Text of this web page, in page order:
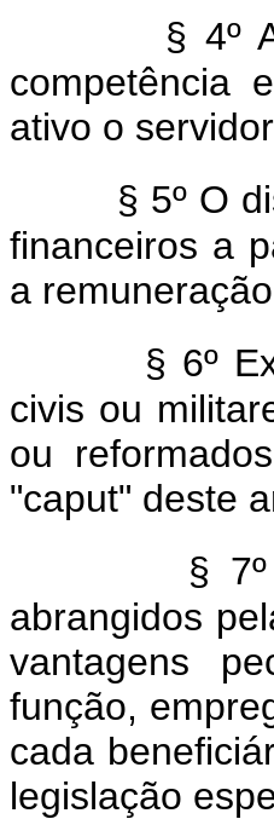
§ 4º
competência
ativo o
§ 5º O
financeiros a
a
§ 6º
civis ou
ou
"caput" deste
§
abrangidos
vantagens
função,
cada
legislação